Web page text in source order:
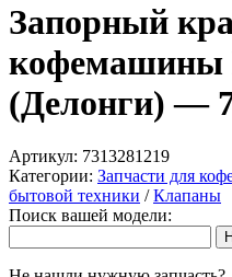
Запорный
кофемашины
(Делонги) —
Артикул: 7313281219
Категории: Запчасти для
бытовой техники /Клапаны
Поиск вашей модели: